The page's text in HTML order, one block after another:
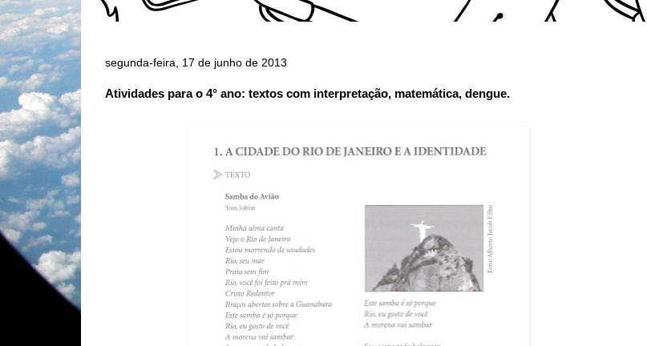
segunda-feira, 17 de junho de 2013
Atividades para o 4° ano: textos com interpretação, matemática, dengue.